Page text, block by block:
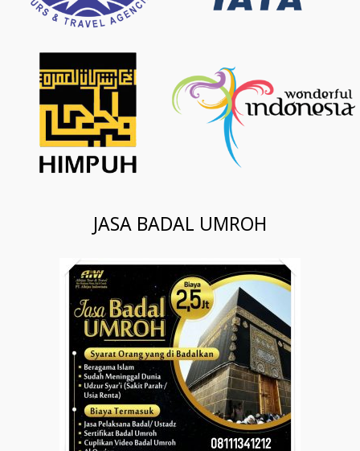
JASA BADAL UMROH